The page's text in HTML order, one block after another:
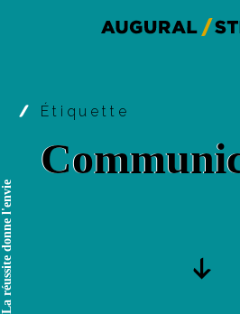
La réussite donne l'envie
Étiquette